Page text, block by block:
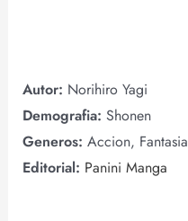
Autor: Norihiro Yagi
Demografia: Shonen
Generos: Accion, Fantasia
Editorial: Panini Manga